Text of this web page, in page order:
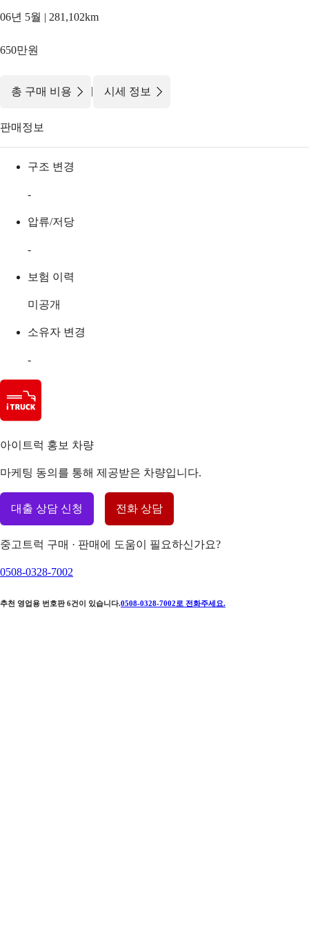
06년 5월 | 281,102km
650만원
총 구매 비용 | 시세 정보
판매정보
구조 변경
-
압류/저당
-
보험 이력
미공개
소유자 변경
-
아이트럭 홍보 차량
마케팅 동의를 통해 제공받은 차량입니다.
대출 상담 신청 전화 상담
중고트럭 구매 · 판매에 도움이 필요하신가요?
0508-0328-7002
추천 영업용 번호판 6건이 있습니다.0508-0328-7002 로 전화주세요.